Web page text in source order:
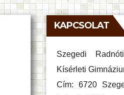
KAPCSOLAT
Szegedi
Kísérleti
Cím: 6720